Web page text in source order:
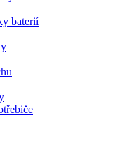
baterií